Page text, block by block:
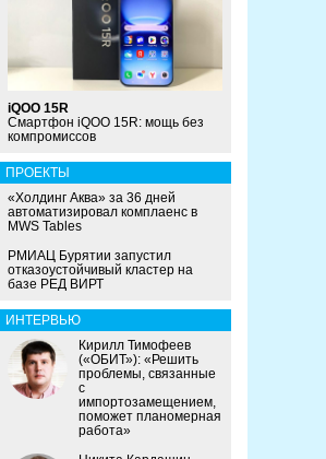
iQOO 15R
Смартфон iQOO 15R: мощь без
компромиссов
ПРОЕКТЫ
«Холдинг Аква» за 36 дней
автоматизировал комплаенс в
MWS Tables
РМИАЦ Бурятии запустил
отказоустойчивый кластер на
базе РЕД ВИРТ
ИНТЕРВЬЮ
Кирилл Тимофеев
(«ОБИТ»): «Решить
проблемы, связанные
с
импортозамещением,
поможет планомерная
работа»